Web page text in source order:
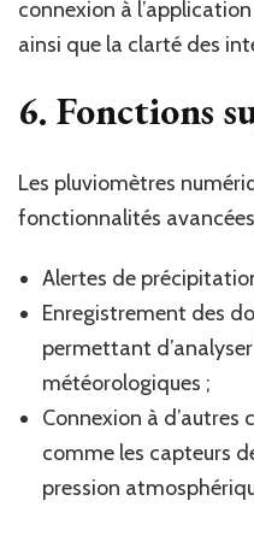
connexion à
ainsi que la clarté des
6. Fonctions
Les pluviomètres
fonctionnalités
Alertes de
Enregistrement des
permettant
météorologiques ;
Connexion à
comme les capteurs
pression